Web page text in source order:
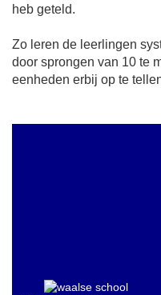
heb geteld.
Zo leren de leerlingen
door sprongen van 10 te
eenheden erbij op te